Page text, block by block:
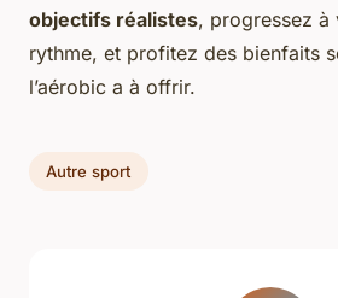
objectifs réalistes, progressez
rythme, et profitez des bienfaits
l’aérobic a à offrir.
Autre sport